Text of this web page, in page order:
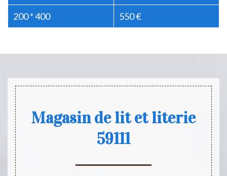
200 * 400 550 €
Magasin de lit et literie
59111